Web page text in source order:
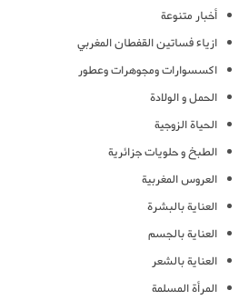
أخبار متنوعة
ازياء فساتين القفطان المغربي
اكسسوارات ومجوهرات وعطور
الحمل و الولادة
الحياة الزوجية
الطبخ و حلويات جزائرية
العروس المغربية
العناية بالبشرة
العناية بالجسم
العناية بالشعر
المرأة المسلمة